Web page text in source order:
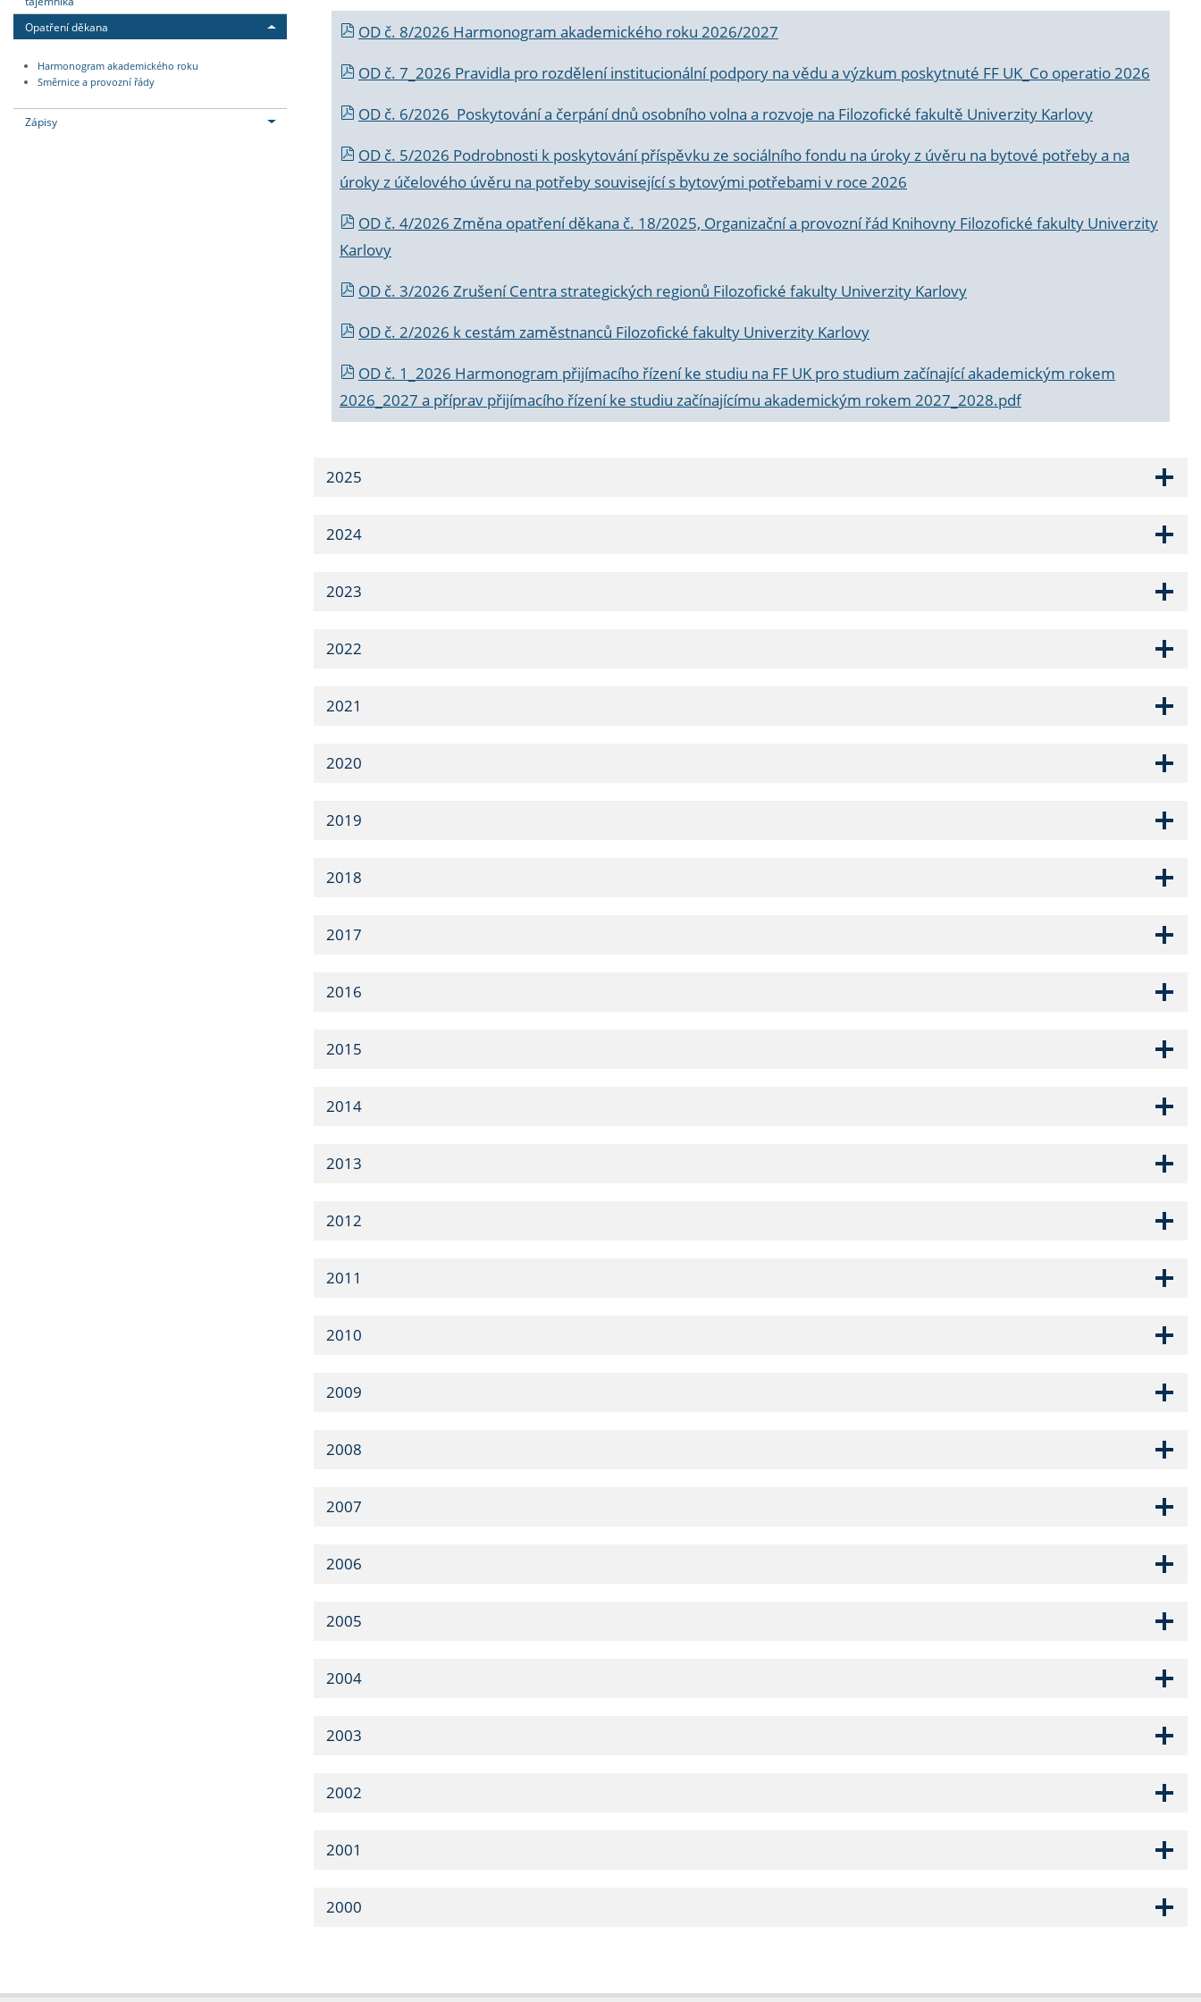
Opatření děkana
Harmonogram akademického roku
Směrnice a provozní řády
Zápisy
OD č. 8/2026 Harmonogram akademického roku 2026/2027
OD č. 7_2026 Pravidla pro rozdělení institucionální podpory na vědu a výzkum poskytnuté FF UK_Co operatio 2026
OD č. 6/2026 Poskytování a čerpání dnů osobního volna a rozvoje na Filozofické fakultě Univerzity Karlovy
OD č. 5/2026 Podrobnosti k poskytování příspěvku ze sociálního fondu na úroky z úvěru na bytové potřeby a na
úroky z účelového úvěru na potřeby související s bytovými potřebami v roce 2026
OD č. 4/2026 Změna opatření děkana č. 18/2025, Organizační a provozní řád Knihovny Filozofické fakulty Univerzity
Karlovy
OD č. 3/2026 Zrušení Centra strategických regionů Filozofické fakulty Univerzity Karlovy
OD č. 2/2026 k cestám zaměstnanců Filozofické fakulty Univerzity Karlovy
OD č. 1_2026 Harmonogram přijímacího řízení ke studiu na FF UK pro studium začínající akademickým rokem
2026_2027 a příprav přijímacího řízení ke studiu začínajícímu akademickým rokem 2027_2028.pdf
2025
2024
2023
2022
2021
2020
2019
2018
2017
2016
2015
2014
2013
2012
2011
2010
2009
2008
2007
2006
2005
2004
2003
2002
2001
2000